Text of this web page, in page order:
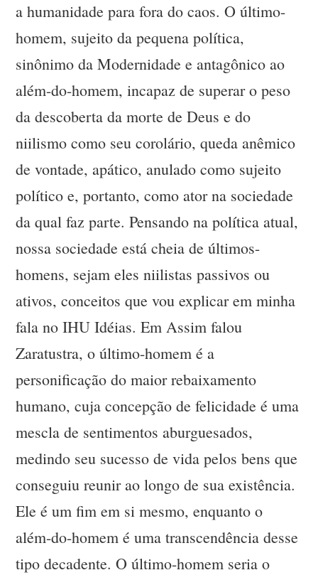
a humanidade para fora do caos. O último-
homem, sujeito da pequena política,
sinônimo da Modernidade e antagônico ao
além-do-homem, incapaz de superar o peso
da descoberta da morte de Deus e do
niilismo como seu corolário, queda anêmico
de vontade, apático, anulado como sujeito
político e, portanto, como ator na sociedade
da qual faz parte. Pensando na política atual,
nossa sociedade está cheia de últimos-
homens, sejam eles niilistas passivos ou
ativos, conceitos que vou explicar em minha
fala no IHU Idéias. Em Assim falou
Zaratustra, o último-homem é a
personificação do maior rebaixamento
humano, cuja concepção de felicidade é uma
mescla de sentimentos aburguesados,
medindo seu sucesso de vida pelos bens que
conseguiu reunir ao longo de sua existência.
Ele é um fim em si mesmo, enquanto o
além-do-homem é uma transcendência desse
tipo decadente. O último-homem seria o